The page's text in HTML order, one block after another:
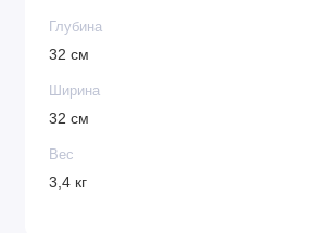
Глубина
32 см
Ширина
32 см
Вес
3,4 кг